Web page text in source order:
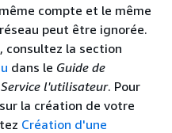
compte et le même
peut être ignorée.
consultez la section
dans le Guide de
l'utilisateur. Pour
la création de votre
Création d'une